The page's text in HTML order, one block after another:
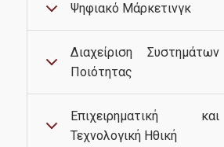
Διασφάλιση
Πολιτική
Διαδικασία Διαχείρισης
Λίστες Κατάταξης και
Ψηφιακό Μάρκετινγκ
Διαχείριση Συστημάτων
Ποιότητας
Επιχειρηματική και
Τεχνολογική Ηθική